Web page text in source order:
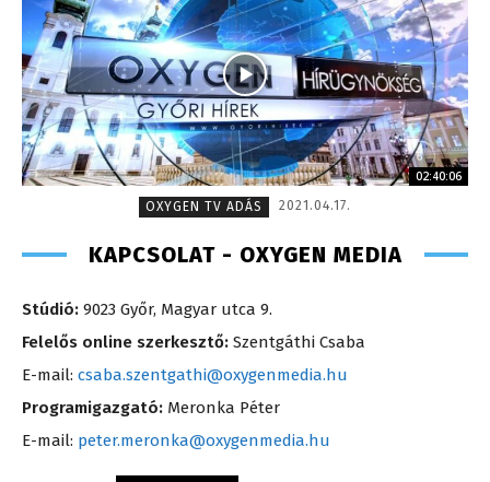
02:40:06
OXYGEN TV ADÁS
2021.04.17.
KAPCSOLAT - OXYGEN MEDIA
Stúdió: 9023 Győr, Magyar utca 9.
Felelős online szerkesztő: Szentgáthi Csaba
E-mail: csaba.szentgathi@oxygenmedia.hu
Programigazgató: Meronka Péter
E-mail: peter.meronka@oxygenmedia.hu